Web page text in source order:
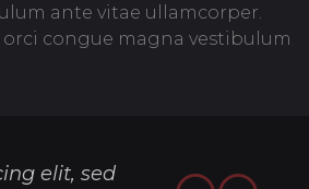
ante vitae ullamcorper.
congue magna vestibulum
elit, sed